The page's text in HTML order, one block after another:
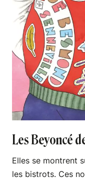
Les Beyoncé
Elles se montrent
les bistrots. Ces